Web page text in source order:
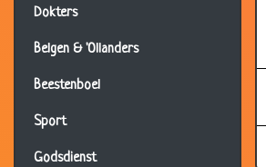
Dokters
Belgen & 'Ollanders
Beestenboel
Sport
Godsdienst